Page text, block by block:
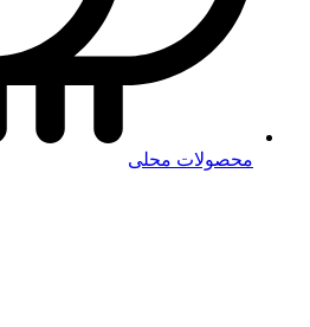
محصولات محلی